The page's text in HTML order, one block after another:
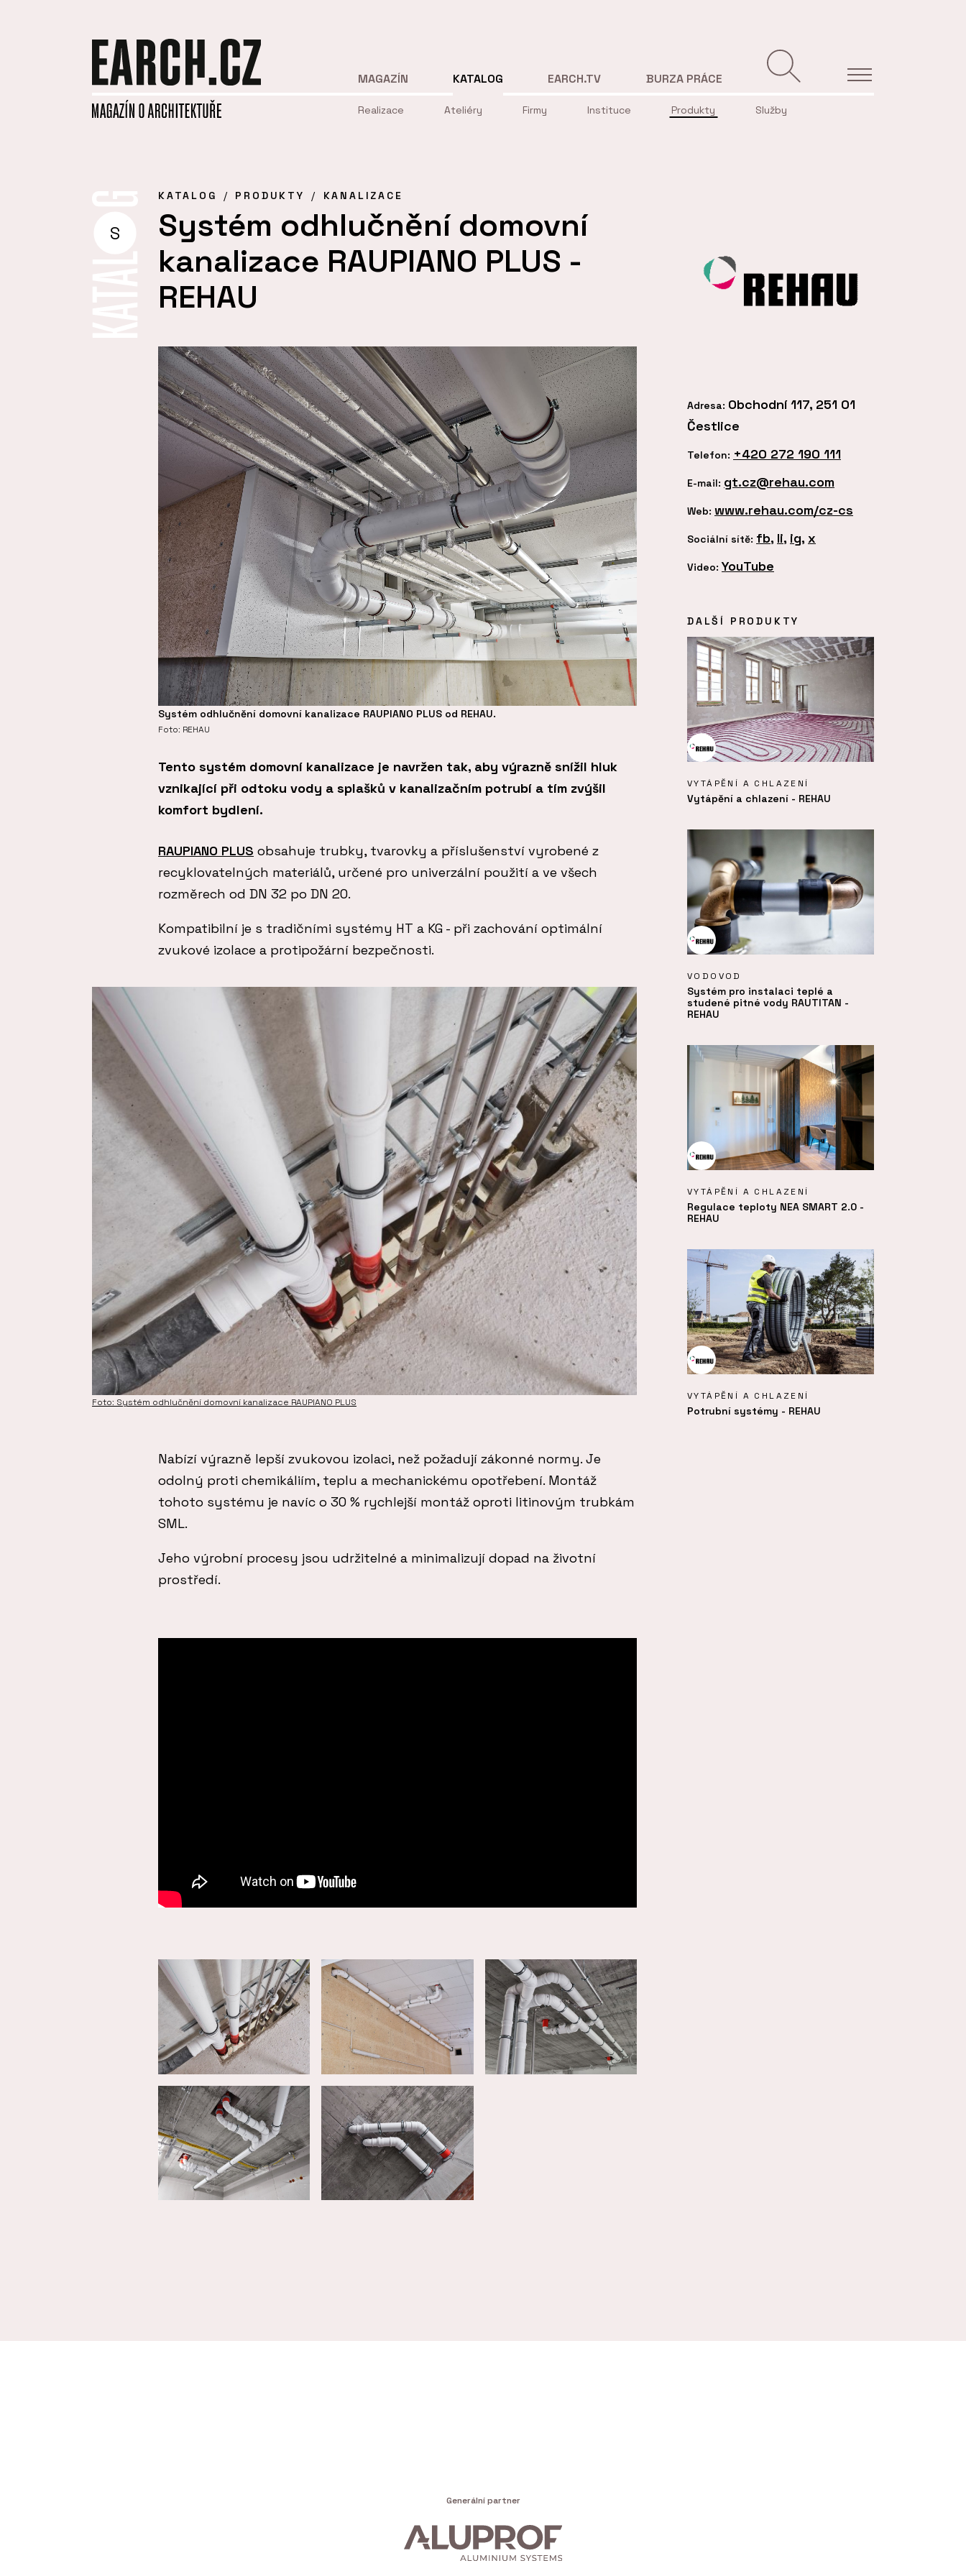
MAGAZÍN KATALOG
Realizace Ateliéry Firmy Instituce Produkty Služby
EARCH.TV BURZA PRÁCE
S
KATALOG PRODUKTY KANALIZACE
Systém odhlučnění domovní
kanalizace RAUPIANO PLUS -
REHAU
Systém odhlučnění domovní kanalizace RAUPIANO PLUS od REHAU.
Foto: REHAU
Tento systém domovní kanalizace je navržen tak, aby výrazně snížil hluk
vznikající při odtoku vody a splašků v kanalizačním potrubí a tím zvýšil
komfort bydlení.
RAUPIANO PLUS obsahuje trubky, tvarovky a příslušenství vyrobené z
recyklovatelných materiálů, určené pro univerzální použití a ve všech
rozměrech od DN 32 po DN 20.
Kompatibilní je s tradičními systémy HT a KG - při zachování optimální
zvukové izolace a protipožární bezpečnosti.
Foto: Systém odhlučnění domovní kanalizace RAUPIANO PLUS
Nabízí výrazně lepší zvukovou izolaci, než požadují zákonné normy. Je
odolný proti chemikáliím, teplu a mechanickému opotřebení. Montáž
tohoto systému je navíc o 30 % rychlejší montáž oproti litinovým trubkám
SML.
Jeho výrobní procesy jsou udržitelné a minimalizují dopad na životní
prostředí.
Adresa: Obchodní 117, 251 01
Čestlice
Telefon: +420 272 190 111
E-mail: gt.cz@rehau.com
Web: www.rehau.com/cz-cs
Sociální sítě: fb, li, ig, x
Video:YouTube
DALŠÍ PRODUKTY
VYTÁPĚNÍ A CHLAZENÍ
Vytápění a chlazení - REHAU
VODOVOD
Systém pro instalaci teplé a
studené pitné vody RAUTITAN -
REHAU
VYTÁPĚNÍ A CHLAZENÍ
Regulace teploty NEA SMART 2.0 -
REHAU
VYTÁPĚNÍ A CHLAZENÍ
Potrubní systémy - REHAU
Generální partner